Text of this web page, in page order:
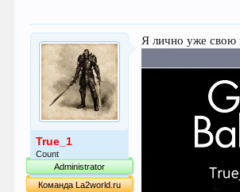
True_1
Count
Administrator
Команда La2world.ru
Я лично уже свою